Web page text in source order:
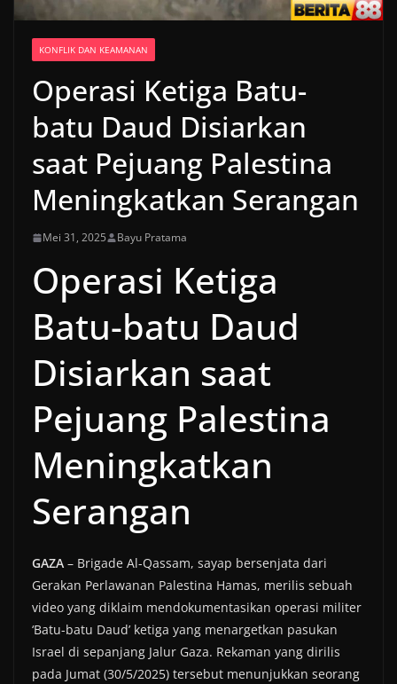
KONFLIK DAN KEAMANAN
Operasi Ketiga Batu-
batu Daud Disiarkan
saat Pejuang Palestina
Meningkatkan Serangan
Mei 31, 2025 Bayu Pratama
Operasi Ketiga
Batu-batu Daud
Disiarkan saat
Pejuang Palestina
Meningkatkan
Serangan
GAZA – Brigade Al-Qassam, sayap bersenjata dari
Gerakan Perlawanan Palestina Hamas, merilis sebuah
video yang diklaim mendokumentasikan operasi militer
‘Batu-batu Daud’ ketiga yang menargetkan pasukan
Israel di sepanjang Jalur Gaza. Rekaman yang dirilis
pada Jumat (30/5/2025) tersebut menunjukkan seorang